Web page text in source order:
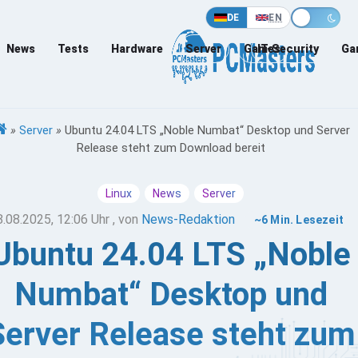
DE EN
News Tests Hardware Server Games
IT-Security
» Server » Ubuntu 24.04 LTS „Noble Numbat“ Desktop und Server
Release steht zum Download bereit
Linux News Server
12:06 Uhr , von News-Redaktion ~6 Min. Lesezeit
24.04 LTS „Noble
Numbat“ Desktop und
Release steht zum